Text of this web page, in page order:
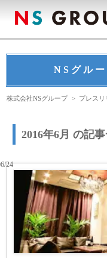
NSグル
株式会社NSグループ > プレスリ
2016年6月 の記
24